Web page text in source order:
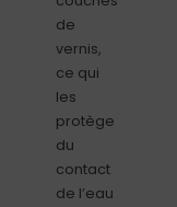
de
vernis,
ce qui
les
protège
du
contact
de l’eau